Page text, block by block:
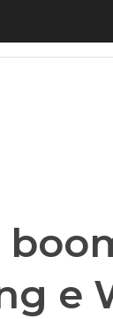
alle porte:
e